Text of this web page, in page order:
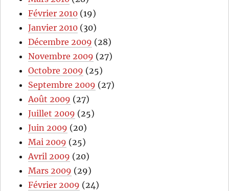
Février 2010 (19)
Janvier 2010 (30)
Décembre 2009 (28)
Novembre 2009 (27)
Octobre 2009 (25)
Septembre 2009 (27)
Août 2009 (27)
Juillet 2009 (25)
Juin 2009 (20)
Mai 2009 (25)
Avril 2009 (20)
Mars 2009 (29)
Février 2009 (24)